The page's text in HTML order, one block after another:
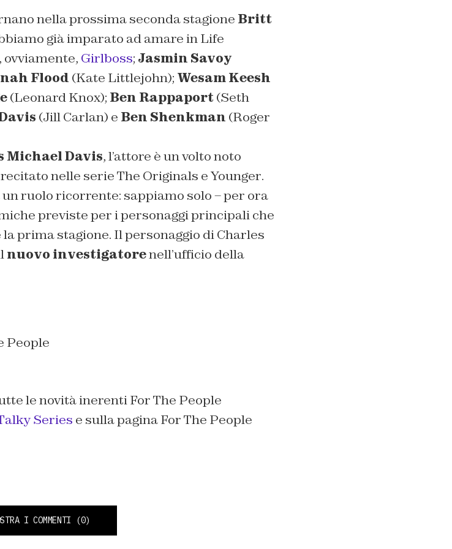
nella prossima seconda stagione Britt
già imparato ad amare in Life
ovviamente, Girlboss; Jasmin Savoy
Flood (Kate Littlejohn); Wesam Keesh
(Leonard Knox); Ben Rappaport (Seth
(Jill Carlan) e Ben Shenkman (Roger
Michael Davis, l’attore è un volto noto
nelle serieThe Originals eYounger.
ruolo ricorrente: sappiamo solo – per ora
previste per i personaggi principali che
prima stagione. Il personaggio di Charles
nuovo investigatorenell’ufficio della
People
le novità inerenti For The People
Series e sulla pagina For The People
I COMMENTI (0)